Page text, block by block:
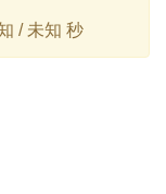
/ 未知 秒